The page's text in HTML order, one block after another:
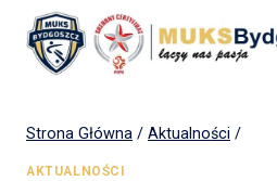
Strona Główna / Aktualności /
AKTUALNOŚCI